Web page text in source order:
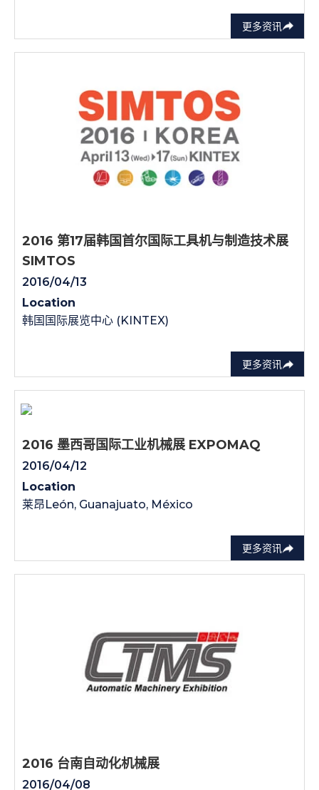
更多资讯
更多资讯
2016 第17届韩国首尔国际工具机与制造技术展
SIMTOS
2016/04/13
Location
韩国国际展览中心 (KINTEX)
更多资讯
2016 墨西哥国际工业机械展 EXPOMAQ
2016/04/12
Location
莱昂León, Guanajuato, México
2016 台南自动化机械展
2016/04/08